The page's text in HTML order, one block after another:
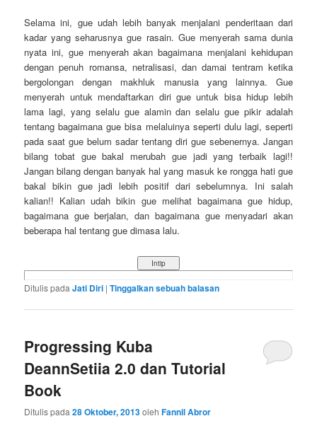
Selama ini, gue udah lebih banyak menjalani penderitaan dari
kadar yang seharusnya gue rasain. Gue menyerah sama dunia
nyata ini, gue menyerah akan bagaimana menjalani kehidupan
dengan penuh romansa, netralisasi, dan damai tentram ketika
bergolongan dengan makhluk manusia yang lainnya. Gue
menyerah untuk mendaftarkan diri gue untuk bisa hidup lebih
lama lagi, yang selalu gue alamin dan selalu gue pikir adalah
tentang bagaimana gue bisa melaluinya seperti dulu lagi, seperti
pada saat gue belum sadar tentang diri gue sebenernya. Jangan
bilang tobat gue bakal merubah gue jadi yang terbaik lagi!!
Jangan bilang dengan banyak hal yang masuk ke rongga hati gue
bakal bikin gue jadi lebih positif dari sebelumnya. Ini salah
kalian!! Kalian udah bikin gue melihat bagaimana gue hidup,
bagaimana gue berjalan, dan bagaimana gue menyadari akan
beberapa hal tentang gue dimasa lalu.
Ditulis pada Jati Diri |Tinggalkan sebuah balasan
Progressing Kuba
DeannSetiia 2.0 dan Tutorial
Book
Ditulis pada28 Oktober, 2013olehFannil Abror